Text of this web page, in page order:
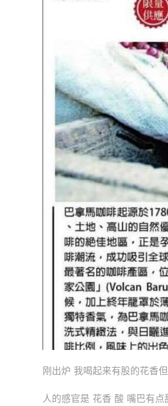
刚出炉 我喝起来有股的花香
人的感官是 花香 酸 嘴巴有点